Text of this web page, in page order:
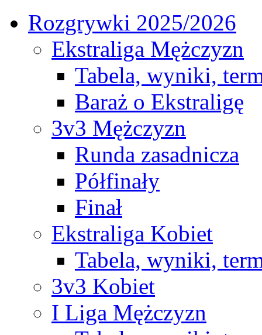
Rozgrywki 2025/2026
Ekstraliga Mężczyzn
Tabela, wyniki,
Baraż o Ekstraligę
3v3 Mężczyzn
Runda zasadnicza
Półfinały
Finał
Ekstraliga Kobiet
Tabela, wyniki,
3v3 Kobiet
I Liga Mężczyzn